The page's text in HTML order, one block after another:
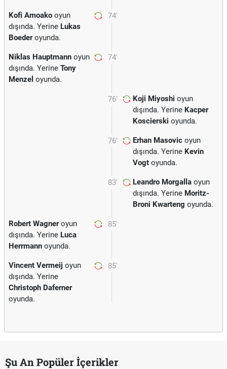
74'
Kofi Amoako oyun
dışında. Yerine Lukas
Boederoyunda.
74'
Niklas Hauptmann oyun
dışında. Yerine Tony
Menzel oyunda.
76' Koji Miyoshi oyun
dışında. Yerine Kacper
Koscierski oyunda.
76' Erhan Masovic oyun
dışında. Yerine Kevin
Vogt oyunda.
83' Leandro Morgalla oyun
dışında. Yerine Moritz-
Broni Kwarteng oyunda.
85'
Robert Wagneroyun
dışında. Yerine Luca
Herrmann oyunda.
85'
Vincent Vermeij oyun
dışında. Yerine
Christoph Daferner
oyunda.
Şu An Popüler İçerikler